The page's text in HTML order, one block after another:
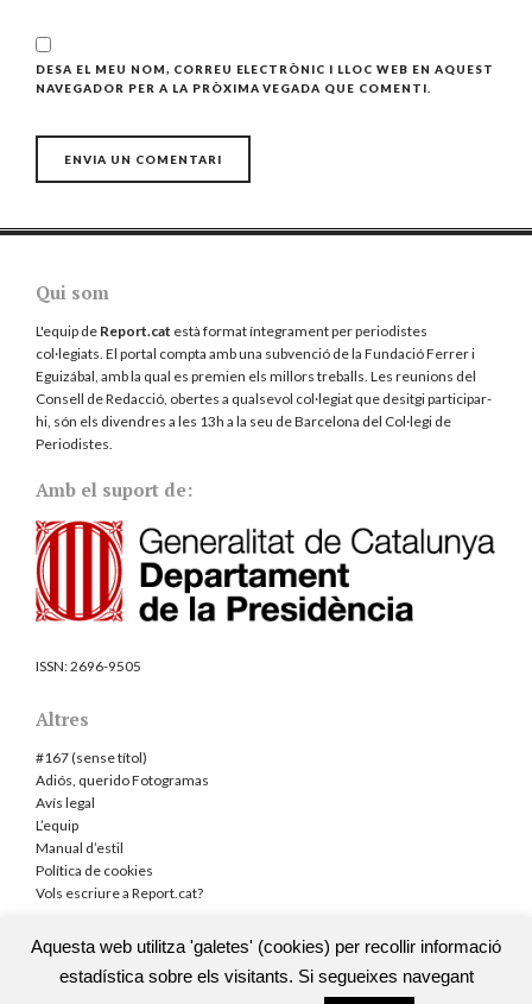
DESA EL MEU NOM, CORREU ELECTRÒNIC I LLOC WEB EN AQUEST
NAVEGADOR PER A LA PRÒXIMA VEGADA QUE COMENTI.
Qui som
L'equip de Report.cat està format íntegrament per periodistes
col·legiats. El portal compta amb una subvenció de la Fundació Ferrer i
Eguizábal, amb la qual es premien els millors treballs. Les reunions del
Consell de Redacció, obertes a qualsevol col·legiat que desitgi participar-
hi, són els divendres a les 13h a la seu de Barcelona del Col·legi de
Periodistes
Amb el suport de:
ISSN:2696-9505
Altres
#167 (sense títol)
Adiós, querido Fotogramas
Avís legal
L’equip
Manual d’estil
Política de cookies
Vols escriure a Report.cat?
TOTS ELS DRETS RESERVATS |TEMA DE LA WEB: THE BREAKING
Aquesta web utilitza 'galetes' (cookies) per recollir informació
estadística sobre els visitants. Si segueixes navegant